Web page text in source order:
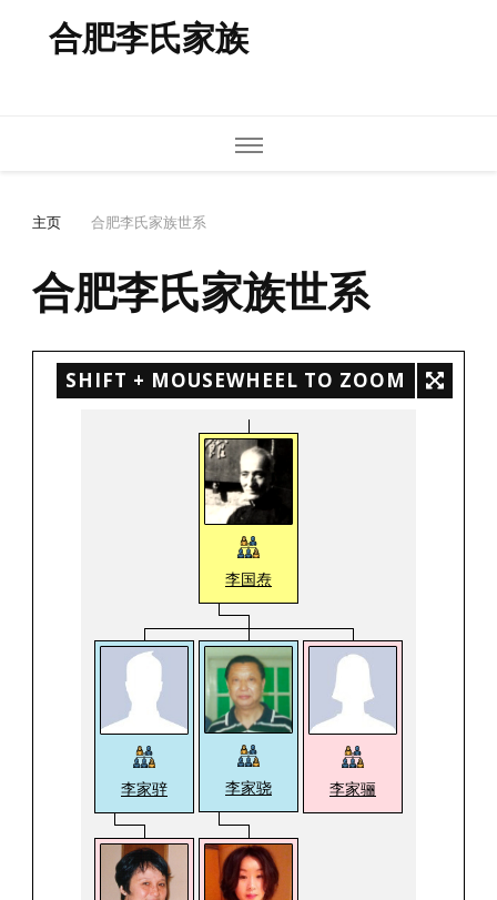
合肥李氏家族
主页 合肥李氏家族世系
合肥李氏家族世系
SHIFT + MOUSEWHEEL TO ZOOM
李国焘
李家骍 李家骁 李家骊